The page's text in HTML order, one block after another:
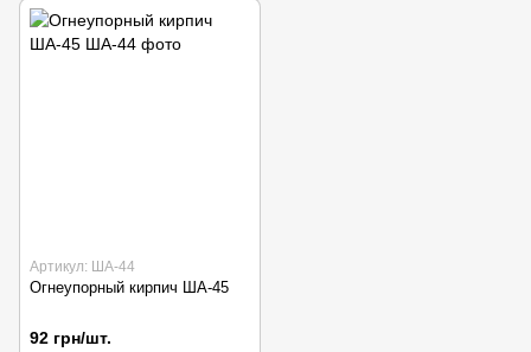
Артикул: ША-44
Огнеупорный кирпич ША-45
92 грн/шт.